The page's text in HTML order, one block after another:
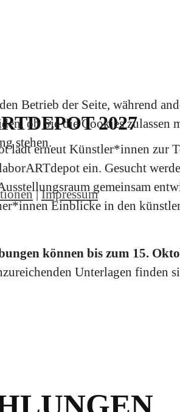
2027
lädt erneut Künstler*innen zur
ein. Gesucht
gemeinsam
Einblicke in den
können bis zum 15.
Unterlagen finden
Betrieb der Seite, während
ob Sie die Cookies zulassen
stehen.
|Impressum